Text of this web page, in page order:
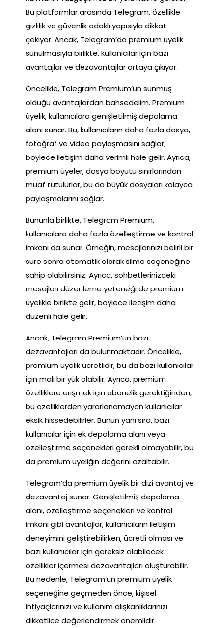
Bu platformlar arasında Telegram, özellikle
gizlilik ve güvenlik odaklı yapısıyla dikkat
çekiyor. Ancak, Telegram’da premium üyelik
sunulmasıyla birlikte, kullanıcılar için bazı
avantajlar ve dezavantajlar ortaya çıkıyor.
Öncelikle, Telegram Premium’un sunmuş
olduğu avantajlardan bahsedelim. Premium
üyelik, kullanıcılara genişletilmiş depolama
alanı sunar. Bu, kullanıcıların daha fazla dosya,
fotoğraf ve video paylaşmasını sağlar,
böylece iletişim daha verimli hale gelir. Ayrıca,
premium üyeler, dosya boyutu sınırlarından
muaf tutulurlar, bu da büyük dosyaları kolayca
paylaşmalarını sağlar.
Bununla birlikte, Telegram Premium,
kullanıcılara daha fazla özelleştirme ve kontrol
imkanı da sunar. Örneğin, mesajlarınızı belirli bir
süre sonra otomatik olarak silme seçeneğine
sahip olabilirsiniz. Ayrıca, sohbetlerinizdeki
mesajları düzenleme yeteneği de premium
üyelikle birlikte gelir, böylece iletişim daha
düzenli hale gelir.
Ancak, Telegram Premium’un bazı
dezavantajları da bulunmaktadır. Öncelikle,
premium üyelik ücretlidir, bu da bazı kullanıcılar
için mali bir yük olabilir. Ayrıca, premium
özelliklere erişmek için abonelik gerektiğinden,
bu özelliklerden yararlanamayan kullanıcılar
eksik hissedebilirler. Bunun yanı sıra, bazı
kullanıcılar için ek depolama alanı veya
özelleştirme seçenekleri gerekli olmayabilir, bu
da premium üyeliğin değerini azaltabilir.
Telegram’da premium üyelik bir dizi avantaj ve
dezavantaj sunar. Genişletilmiş depolama
alanı, özelleştirme seçenekleri ve kontrol
imkanı gibi avantajlar, kullanıcıların iletişim
deneyimini geliştirebilirken, ücretli olması ve
bazı kullanıcılar için gereksiz olabilecek
özellikler içermesi dezavantajları oluşturabilir.
Bu nedenle, Telegram’un premium üyelik
seçeneğine geçmeden önce, kişisel
ihtiyaçlarınızı ve kullanım alışkanlıklarınızı
dikkatlice değerlendirmek önemlidir.